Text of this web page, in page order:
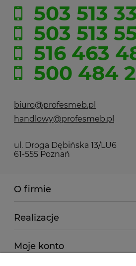
503 513
503 513
516 463
500 484
biuro@profesmeb.pl
handlowy@profesmeb.pl
ul. Droga Dębińska 13/LU6
61-555 Poznań
O firmie
Realizacje
Moje konto